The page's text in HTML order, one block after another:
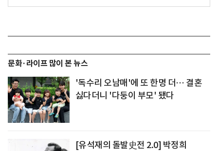
문화·라이프 많이 본 뉴스
'독수리 오남매'에 또 한명 더… 결혼
싫다더니 '다둥이 부모' 됐다
[유석재의 돌발史전 2.0] 박정희